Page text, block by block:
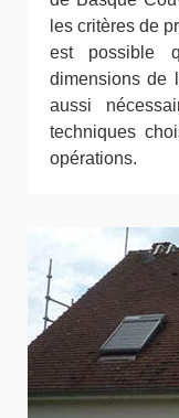
les critères de
est possible
dimensions de
aussi
techniques
opérations.